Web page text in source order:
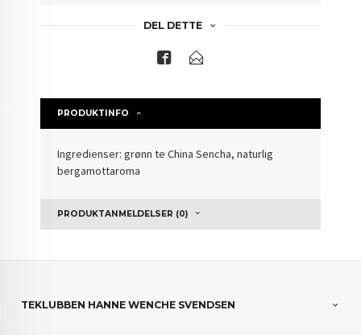
DEL DETTE
PRODUKTINFO
Ingredienser: grønn te China Sencha, naturlig
bergamottaroma
PRODUKTANMELDELSER (0)
TEKLUBBEN HANNE WENCHE SVENDSEN